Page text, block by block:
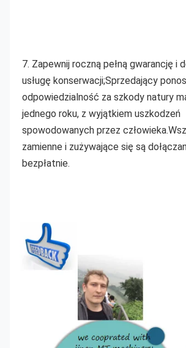
7. Zapewnij roczną pełną gwarancję i
usługę konserwacji;Sprzedający
odpowiedzialność za szkody natury
jednego roku, z wyjątkiem uszkodzeń
spowodowanych przez
zamienne i zużywające się są
bezpłatnie.